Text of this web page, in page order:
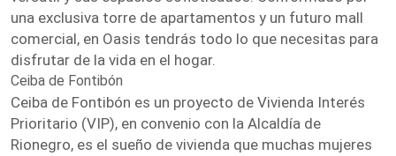
una exclusiva torre de apartamentos y un futuro mall
comercial, en Oasis tendrás todo lo que necesitas para
disfrutar de la vida en el hogar.
Ceiba de Fontibón
Ceiba de Fontibón es un proyecto de Vivienda Interés
Prioritario (VIP), en convenio con la Alcaldía de
Rionegro, es el sueño de vivienda que muchas mujeres